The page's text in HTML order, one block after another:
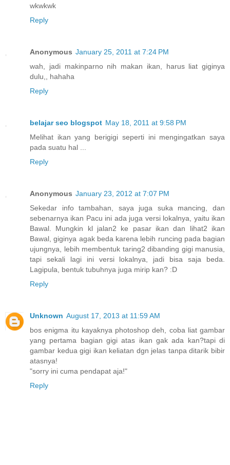
wkwkwk
Reply
Anonymous January 25, 2011 at 7:24 PM
wah, jadi makinparno nih makan ikan, harus liat giginya
dulu,, hahaha
Reply
belajar seo blogspot May 18, 2011 at 9:58 PM
Melihat ikan yang berigigi seperti ini mengingatkan saya
pada suatu hal ...
Reply
Anonymous January 23, 2012 at 7:07 PM
Sekedar info tambahan, saya juga suka mancing, dan
sebenarnya ikan Pacu ini ada juga versi lokalnya, yaitu ikan
Bawal. Mungkin kl jalan2 ke pasar ikan dan lihat2 ikan
Bawal, giginya agak beda karena lebih runcing pada bagian
ujungnya, lebih membentuk taring2 dibanding gigi manusia,
tapi sekali lagi ini versi lokalnya, jadi bisa saja beda.
Lagipula, bentuk tubuhnya juga mirip kan? :D
Reply
Unknown August 17, 2013 at 11:59 AM
bos enigma itu kayaknya photoshop deh, coba liat gambar
yang pertama bagian gigi atas ikan gak ada kan?tapi di
gambar kedua gigi ikan keliatan dgn jelas tanpa ditarik bibir
atasnya!
"sorry ini cuma pendapat aja!"
Reply